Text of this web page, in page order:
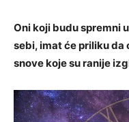
Oni koji budu spremni
sebi, imat će priliku da
snove koje su ranije